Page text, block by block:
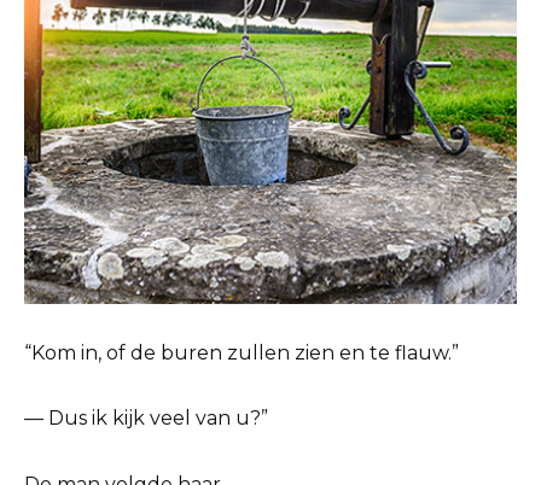
“Kom in, of de buren zullen zien en te flauw.”
— Dus ik kijk veel van u?”